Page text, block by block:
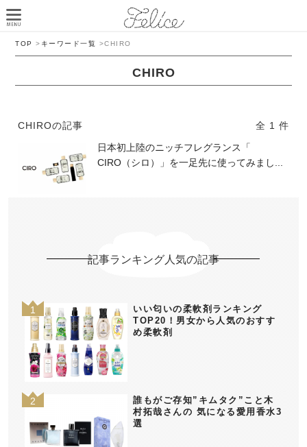
TOP > キーワード一覧 >CHIRO
CHIRO
CHIROの記事
全 1 件
日本初上陸のニッチフレグランス「
CIRO（シロ）」を一足先に使ってみまし...
記事ランキング人気の記事
いい匂いの柔軟剤ランキング
TOP20！男女から人気のおすす
め柔軟剤
誰もがご存知”キムタク”こと木
村拓哉さんの 気になる愛用香水3
選